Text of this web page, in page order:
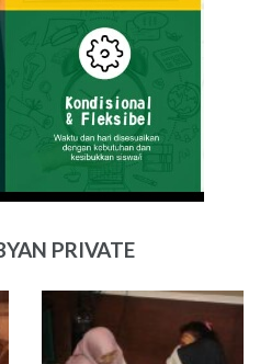
PRIVATE